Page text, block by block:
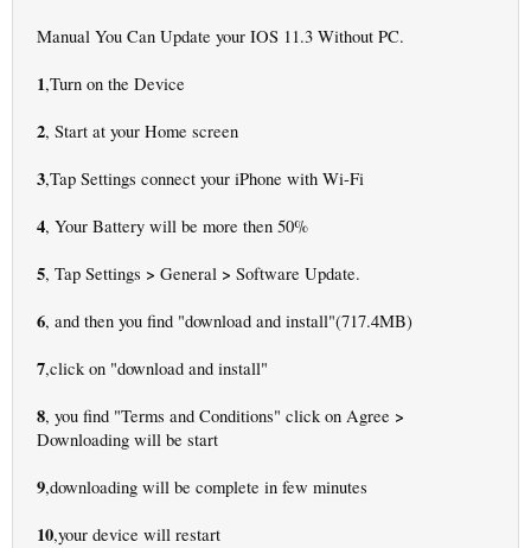
Manual You Can Update your IOS 11.3 Without PC.
1,Turn on the Device
2, Start at your Home screen
3,Tap Settings connect your iPhone with Wi-Fi
4, Your Battery will be more then 50%
5, Tap Settings > General > Software Update.
6, and then you find "download and install"(717.4MB)
7,click on "download and install"
8, you find "Terms and Conditions" click on Agree >
Downloading will be start
9,downloading will be complete in few minutes
10,your device will restart